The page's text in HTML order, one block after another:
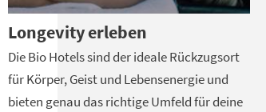
Longevity erleben
Die Bio Hotels sind der ideale Rückzugsort
für Körper, Geist und Lebensenergie und
bieten genau das richtige Umfeld für deine